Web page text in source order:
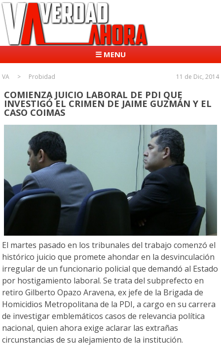
☰ MENU
VA Probidad 11 de Dic, 2014
COMIENZA JUICIO LABORAL DE PDI QUE
INVESTIGÓ EL CRIMEN DE JAIME GUZMÁN Y EL
CASO COIMAS
El martes pasado en los tribunales del trabajo comenzó el
histórico juicio que promete ahondar en la desvinculación
irregular de un funcionario policial que demandó al Estado
por hostigamiento laboral. Se trata del subprefecto en
retiro Gilberto Opazo Aravena, ex jefe de la Brigada de
Homicidios Metropolitana de la PDI, a cargo en su carrera
de investigar emblemáticos casos de relevancia política
nacional, quien ahora exige aclarar las extrañas
circunstancias de su alejamiento de la institución.